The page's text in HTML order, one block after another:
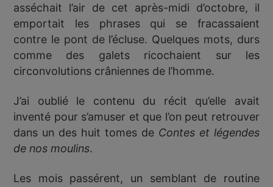
asséchait l’air de cet après-midi d’octobre, il
emportait les phrases qui se fracassaient
contre le pont de l’écluse. Quelques mots, durs
comme des galets ricochaient sur les
circonvolutions crâniennes de l’homme.
J’ai oublié le contenu du récit qu’elle avait
inventé pour s’amuser et que l’on peut retrouver
dans un des huit tomes de Contes et légendes
de nos moulins.
Les mois passérent, un semblant de routine